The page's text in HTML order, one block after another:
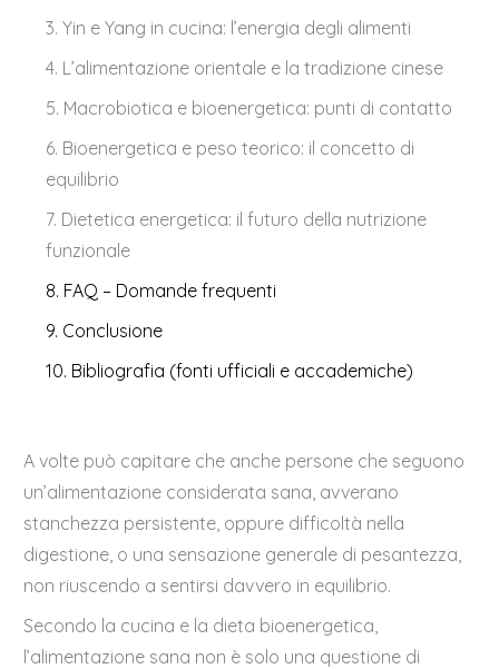
3. Yin e Yang in cucina: l’energia degli alimenti
4. L’alimentazione orientale e la tradizione cinese
5. Macrobiotica e bioenergetica: punti di contatto
6. Bioenergetica e peso teorico: il concetto di
equilibrio
7. Dietetica energetica: il futuro della nutrizione
funzionale
8. FAQ – Domande frequenti
9. Conclusione
10. Bibliografia (fonti ufficiali e accademiche)
A volte può capitare che anche persone che seguono
un’alimentazione considerata sana, avverano
stanchezza persistente, oppure difficoltà nella
digestione, o una sensazione generale di pesantezza,
non riuscendo a sentirsi davvero in equilibrio.
Secondo la cucina e la dieta bioenergetica,
l’alimentazione sana non è solo una questione di